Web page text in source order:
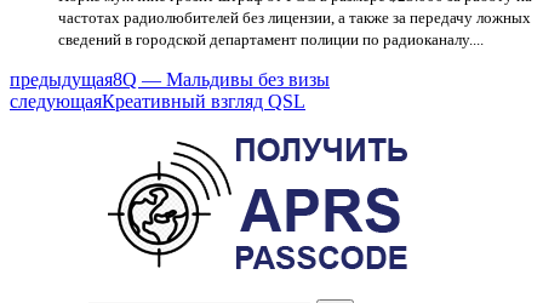
частотах радиолюбителей без лицензии, а также за передачу ложных
сведений в городской департамент полиции по радиоканалу....
предыдущая8Q — Мальдивы без визы
следующаяКреативный взгляд QSL